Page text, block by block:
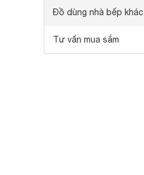
Đồ dùng nhà bếp khác
Tư vấn mua sắm